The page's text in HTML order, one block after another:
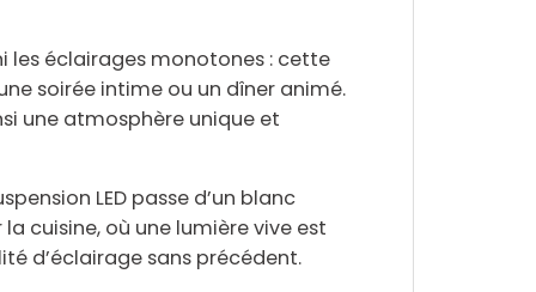
les éclairages monotones : cette
soirée intime ou un dîner animé.
une atmosphère unique et
LED passe d’un blanc
la cuisine, où une lumière vive est
d’éclairage sans précédent.